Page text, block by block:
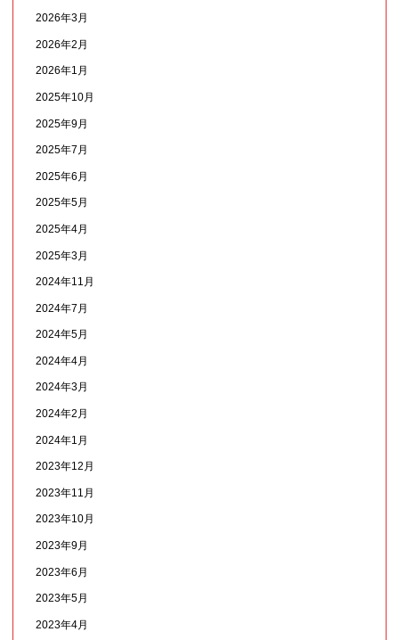
2026年3月
2026年2月
2026年1月
2025年10月
2025年9月
2025年7月
2025年6月
2025年5月
2025年4月
2025年3月
2024年11月
2024年7月
2024年5月
2024年4月
2024年3月
2024年2月
2024年1月
2023年12月
2023年11月
2023年10月
2023年9月
2023年6月
2023年5月
2023年4月